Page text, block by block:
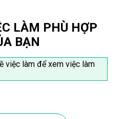
LÀM PHÙ HỢP
BẠN
việc làm để xem việc làm